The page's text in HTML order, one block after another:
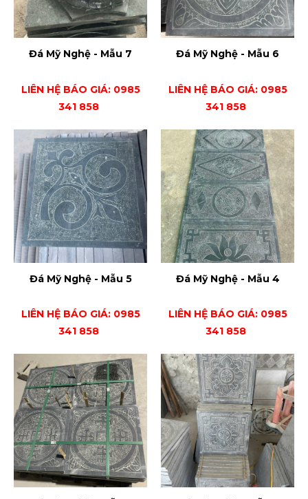
Đá Mỹ Nghệ - Mẫu 7
LIÊN HỆ BÁO GIÁ: 0985
341 858
Đá Mỹ Nghệ - Mẫu 6
LIÊN HỆ BÁO GIÁ: 0985
341 858
Đá Mỹ Nghệ - Mẫu 5
LIÊN HỆ BÁO GIÁ: 0985
341 858
Đá Mỹ Nghệ - Mẫu 4
LIÊN HỆ BÁO GIÁ: 0985
341 858